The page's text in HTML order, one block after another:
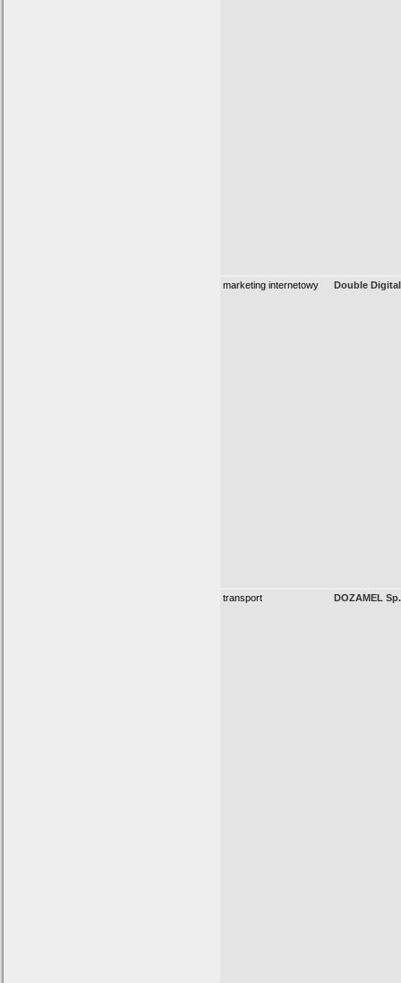
marketing internetowy Double Digital
transport DOZAMEL